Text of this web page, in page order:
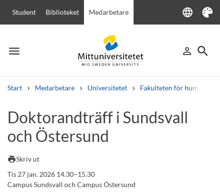
Student Biblioteket Medarbetare language
Language
Tema
menu
Meny person_outline
Logga in
search
Sök
Start Medarbetare Universitetet Fakulteten för
Andra söktjänster
Kurser och programKursplaner
Doktorandträff i Sundsvall
och Östersund
printSkriv ut
Tis 27 jan. 2026 14.30–15.30
Campus Sundsvall och Campus Östersund